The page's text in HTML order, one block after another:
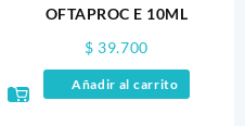
OFTAPROC E 10ML
$ 39.700
Añadir al carrito